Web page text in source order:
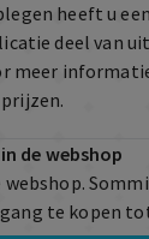
heeft u
deel van
meer
prijzen.
de webshop
te kopen